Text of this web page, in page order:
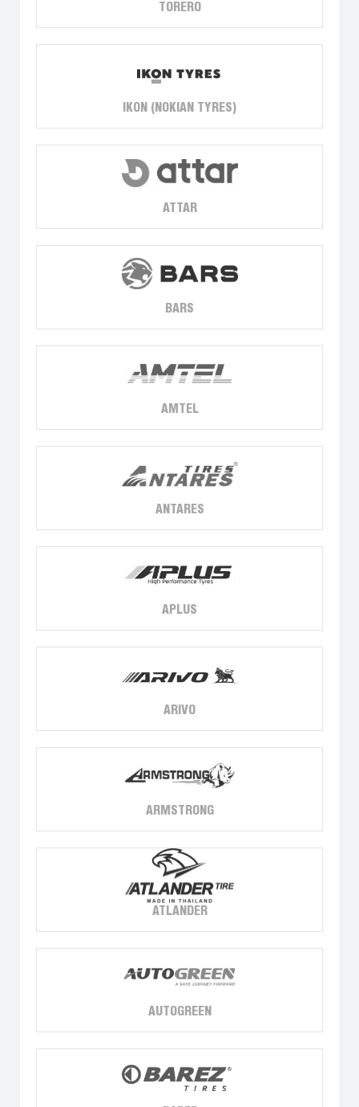
TORERO
IKON (NOKIAN TYRES)
ATTAR
BARS
AMTEL
ANTARES
APLUS
ARIVO
ARMSTRONG
ATLANDER
AUTOGREEN